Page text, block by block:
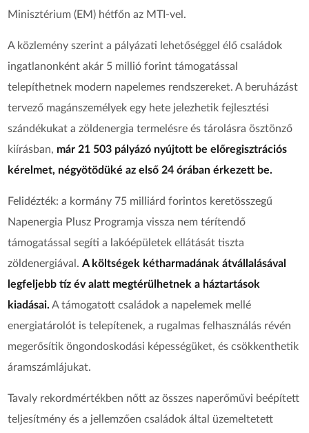
Minisztérium (EM) hétfőn az MTI-vel.
A közlemény szerint a pályázati lehetőséggel élő családok
ingatlanonként akár 5 millió forint támogatással
telepíthetnek modern napelemes rendszereket. A beruházást
tervező magánszemélyek egy hete jelezhetik fejlesztési
szándékukat a zöldenergia termelésre és tárolásra ösztönző
kiírásban, már 21 503 pályázó nyújtott be előregisztrációs
kérelmet, négyötödüké az első 24 órában érkezett be.
Felidézték: a kormány 75 milliárd forintos keretösszegű
Napenergia Plusz Programja vissza nem térítendő
támogatással segíti a lakóépületek ellátását tiszta
zöldenergiával.A költségek kétharmadának átvállalásával
legfeljebb tíz év alatt megtérülhetnek a háztartások
kiadásai. A támogatott családok a napelemek mellé
energiatárolót is telepítenek, a rugalmas felhasználás révén
megerősítik öngondoskodási képességüket, és csökkenthetik
áramszámlájukat.
Tavaly rekordmértékben nőtt az összes naperőművi beépített
teljesítmény és a jellemzően családok által üzemeltetett